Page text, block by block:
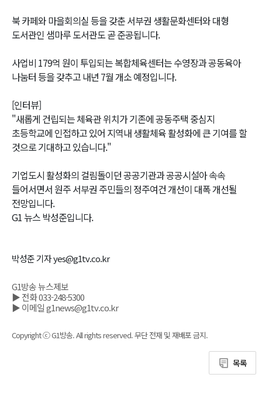
북 카페와 마을회의실 등을 갖춘 서부권 생활문화센터와 대형
도서관인 샘마루 도서관도 곧 준공됩니다.
사업비 179억 원이 투입되는 복합체육센터는 수영장과 공동육아
나눔터 등을 갖추고 내년 7월 개소 예정입니다.
[인터뷰]
"새롭게 건립되는 체육관 위치가 기존에 공동주택 중심지
초등학교에 인접하고 있어 지역내 생활체육 활성화에 큰 기여를 할
것으로 기대하고 있습니다."
기업도시 활성화의 걸림돌이던 공공기관과 공공시설아 속속
들어서면서 원주 서부권 주민들의 정주여건 개선이 대폭 개선될
전망입니다.
G1 뉴스 박성준입니다.
박성준 기자 yes@g1tv.co.kr
G1방송 뉴스제보
▶ 전화 033-248-5300
▶ 이메일 g1news@g1tv.co.kr
Copyright ⓒ G1방송. All rights reserved. 무단 전재 및 재배포 금지.
목록